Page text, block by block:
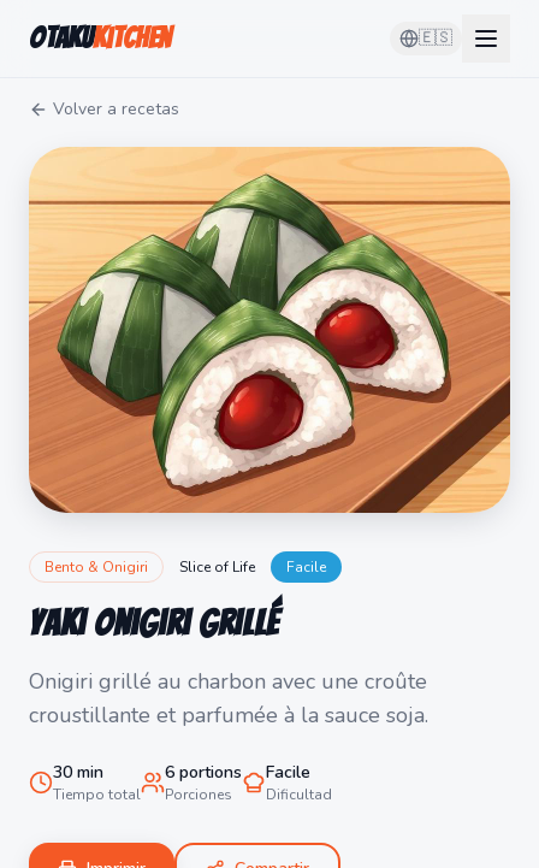
OtakuKitchen 🇪🇸
Volver a recetas
Bento & Onigiri Slice of Life Facile
Yaki Onigiri Grillé
Onigiri grillé au charbon avec une croûte
croustillante et parfumée à la sauce soja.
30 min
Tiempo total
6 portions
Porciones
Facile
Dificultad